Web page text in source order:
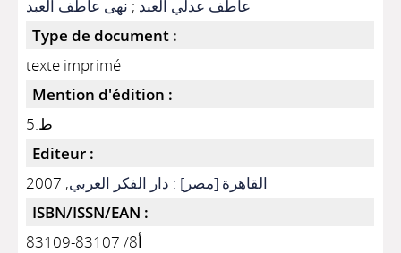
عاطف عدلي العبد ; نهى عاطف العبد
Type de document :
texte imprimé
Mention d'édition :
ط.5
Editeur :
القاهرة [مصر] : دار الفكر العربي, 2007
ISBN/ISSN/EAN :
أ8/ 83107-83109